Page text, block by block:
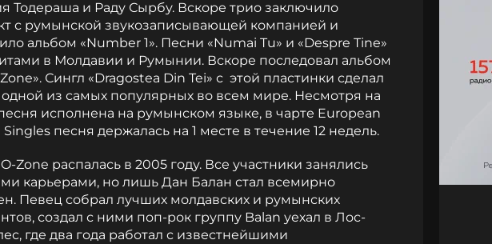
Тодераша и Раду Сырбу. Вскоре трио заключило
с румынской звукозаписывающей компанией и
альбом «Number 1». Песни «Numai Tu» и «Despre Tine»
в Молдавии и Румынии. Вскоре последовал альбом
Сингл «Dragostea Din Tei» с этой пластинки сделал
одной из самых популярных во всем мире. Несмотря на
исполнена на румынском языке, в чарте European
Singles песня держалась на 1 месте в течение 12 недель.
Zone распалась в 2005 году. Все участники занялись
карьерами, но лишь Дан Балан стал всемирно
Певец собрал лучших молдавских и румынских
создал с ними поп-рок группу Balan уехал в Лос-
где два года работал с известнейшими